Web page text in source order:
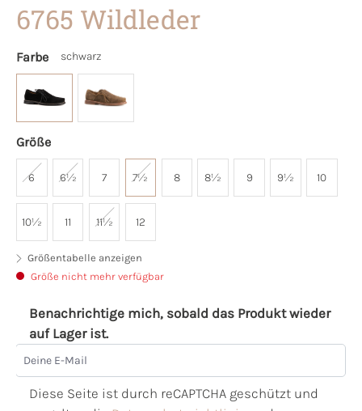
6765 Wildleder
Farbe schwarz
Größe
6 6½ 7 7½ 8 8½ 9 9½ 10
10½ 11 11½ 12
Größentabelle anzeigen
Größe nicht mehr verfügbar
Benachrichtige mich, sobald das Produkt wieder
auf Lager ist.
Deine E-Mail
Diese Seite ist durch reCAPTCHA geschützt und